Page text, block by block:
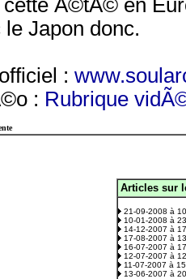
cette Ã©tÃ© en
le Japon donc.
:
: Rubrique
Articles sur
21-09-2008 à
10-01-2008 à
14-12-2007 à
17-08-2007 à
16-07-2007 à
12-07-2007 à
11-07-2007 à
13-06-2007 à